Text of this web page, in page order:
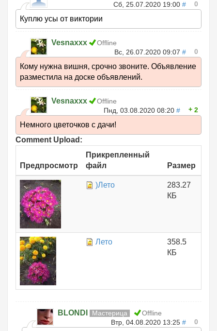
Сб, 25.07.2020 19:00 # 0
Куплю усы от виктории
Vesnaxxx
Offline
Вс, 26.07.2020 09:07 # 0
Кому нужна вишня, срочно звоните. Объявление
разместила на доске объявлений.
Vesnaxxx
Offline
Пнд, 03.08.2020 08:20 # 2
Немного цветочков с дачи!
Comment Upload:
Предпросмотр
Прикрепленный
файл
Размер
)Лето
283.27
КБ
Лето
358.5
КБ
BLONDI Мастерица
Offline
Втр, 04.08.2020 13:25 # 0